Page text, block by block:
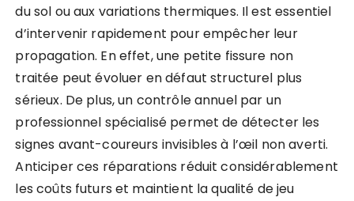
du sol ou aux variations thermiques. Il est essentiel
d’intervenir rapidement pour empêcher leur
propagation. En effet, une petite fissure non
traitée peut évoluer en défaut structurel plus
sérieux. De plus, un contrôle annuel par un
professionnel spécialisé permet de détecter les
signes avant-coureurs invisibles à l’œil non averti.
Anticiper ces réparations réduit considérablement
les coûts futurs et maintient la qualité de jeu